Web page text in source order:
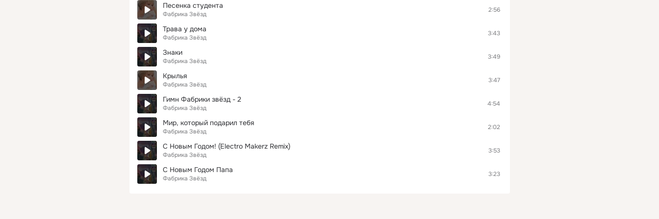
Песенка студента
Фабрика Звёзд
2:56
Трава у дома
Фабрика Звёзд
3:43
Знаки
Фабрика Звёзд
3:49
Крылья
Фабрика Звёзд
3:47
Гимн Фабрики звёзд - 2
Фабрика Звёзд
4:54
Мир, который подарил тебя
Фабрика Звёзд
2:02
С Новым Годом! (Electro Makerz Remix)
Фабрика Звёзд
3:53
С Новым Годом Папа
Фабрика Звёзд
3:23